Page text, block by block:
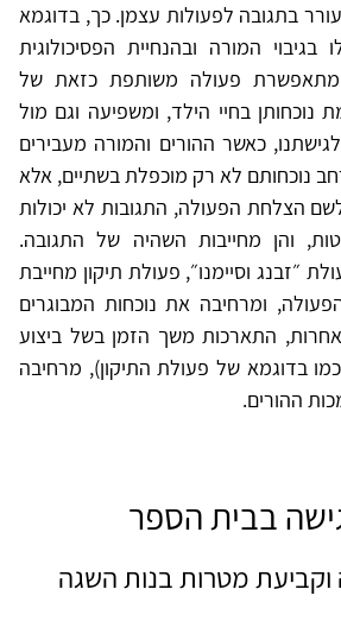
בתגובה לפעולות עצמן. כך, בדוגמא
המורה ובהנחיית הפסיכולוגית
מתאפשרת פעולה משותפת כזאת של
נוכחותן בחיי הילד, ומשפיעה וגם מול
כאשר ההורים והמורה מעבירים
נוכחותם לא רק מוכפלת בשתיים, אלא
הצלחת הפעולה, התגובות לא יכולות
והן מחייבות השהיה של התגובה.
״זבנג וסיימנו״, פעולת תיקון מחייבת
ומרחיבה את נוכחות המבוגרים
אחרות, התארכות משך הזמן בשל ביצוע
בדוגמא של פעולת התיקון), מרחיבה
ההורים.
בבית הספר
וקביעת מטרות בנות השגה